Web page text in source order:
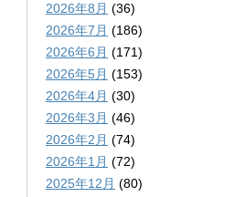
2026年8月 (36)
2026年7月 (186)
2026年6月 (171)
2026年5月 (153)
2026年4月 (30)
2026年3月 (46)
2026年2月 (74)
2026年1月 (72)
2025年12月 (80)